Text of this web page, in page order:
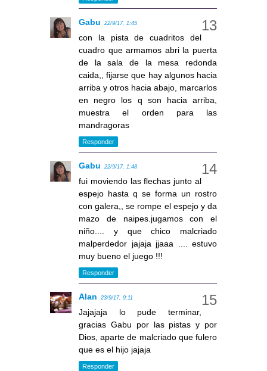
Gabu 22/9/17, 1:45
con la pista de cuadritos del
cuadro que armamos abri la puerta
de la sala de la mesa redonda
caida,, fijarse que hay algunos hacia
arriba y otros hacia abajo, marcarlos
en negro los q son hacia arriba,
muestra el orden para las
mandragoras
Responder
Gabu 22/9/17, 1:48
fui moviendo las flechas junto al
espejo hasta q se forma un rostro
con galera,, se rompe el espejo y da
mazo de naipes.jugamos con el
niño.... y que chico malcriado
malperdedor jajaja jjaaa .... estuvo
muy bueno el juego !!!
Responder
Alan 23/9/17, 9:11
Jajajaja lo pude terminar,
gracias Gabu por las pistas y por
Dios, aparte de malcriado que fulero
que es el hijo jajaja
Responder